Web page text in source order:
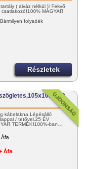
( alváz nélkül )! Fekvő
MAGYAR
folyadék
vagy…
Részletek
kábelakna.Lépésálló
/ tetővel.25 ÉV
TERMÉK!100%-ban…
Áfa
Áfa